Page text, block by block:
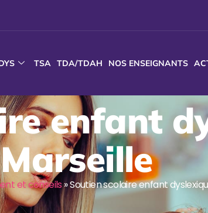
TSA TDA/TDAH NOS ENSEIGNANTS
enfant
Marseille
et conseils»Soutien scolaire enfant